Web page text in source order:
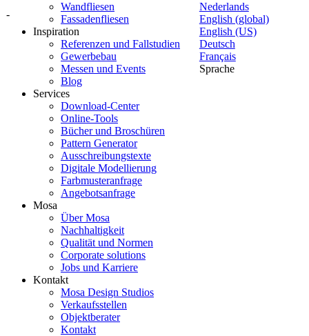
-
Nederlands
English (global)
English (US)
Deutsch
Français
Sprache
Wandfliesen
Fassadenfliesen
Inspiration
Referenzen und Fallstudien
Gewerbebau
Messen und Events
Blog
Services
Download-Center
Online-Tools
Bücher und Broschüren
Pattern Generator
Ausschreibungstexte
Digitale Modellierung
Farbmusteranfrage
Angebotsanfrage
Mosa
Über Mosa
Nachhaltigkeit
Qualität und Normen
Corporate solutions
Jobs und Karriere
Kontakt
Mosa Design Studios
Verkaufsstellen
Objektberater
Kontakt